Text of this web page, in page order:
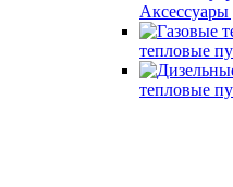
Аксессуары
тепловые
тепловые